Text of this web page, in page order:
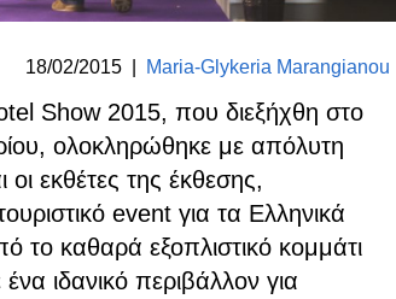
18/02/2015 Maria-Glykeria Marangianou
Show 2015, που διεξήχθη στο
ολοκληρώθηκε με απόλυτη
οι εκθέτες της έκθεσης,
event για τα Ελληνικά
το καθαρά εξοπλιστικό κομμάτι
ιδανικό περιβάλλον για